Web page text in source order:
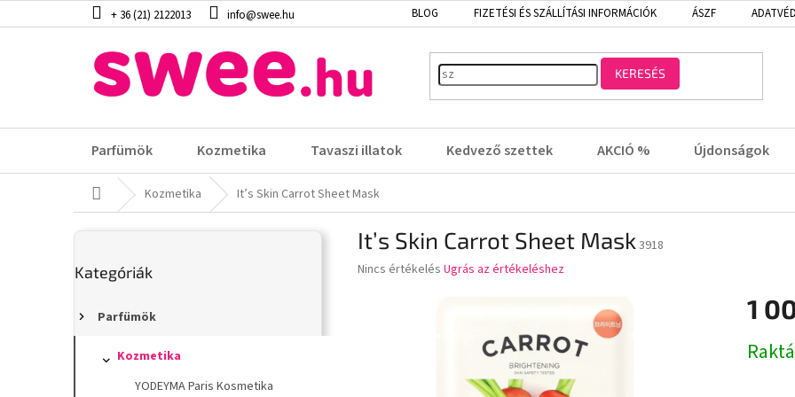
a
+ 36 (21) 2122013 info@swee.hu BLOG FIZETÉSI ÉS SZÁLLÍTÁSI INFORMÁCIÓK ÁSZF
KERESÉS
Parfümök Kozmetika Tavaszi illatok Kedvező szettek AKCIÓ % Újdonságok
KezdőlapKozmetika It’s Skin Carrot Sheet Mask
l
a
s
ó
átugrása
Kategóriák
Parfümök
Kozmetika
YODEYMA Paris Kosmetika
It’s Skin Carrot Sheet Mask 3918
A
Nincs értékelés Ugrás az értékeléshez
1